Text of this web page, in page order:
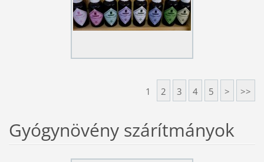
1 2 3 4 5 > >>
Gyógynövény szárítmányok